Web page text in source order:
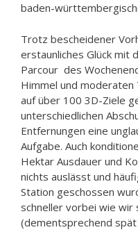
baden-
Trotz bescheidener
erstaunliches Glück mit
Parcour des
Himmel und
auf über 100 3D-Ziele
unterschiedlichen
Entfernungen eine
Aufgabe. Auch
Hektar Ausdauer und
nichts auslässt und
Station geschossen
schneller vorbei wie wir
(dementsprechend